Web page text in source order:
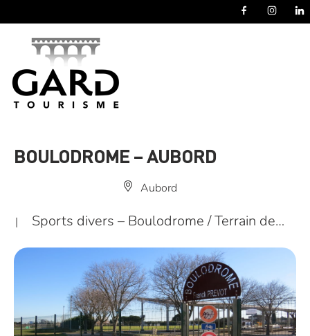
BOULODROME – AUBORD
Aubord
| Sports divers – Boulodrome / Terrain de…